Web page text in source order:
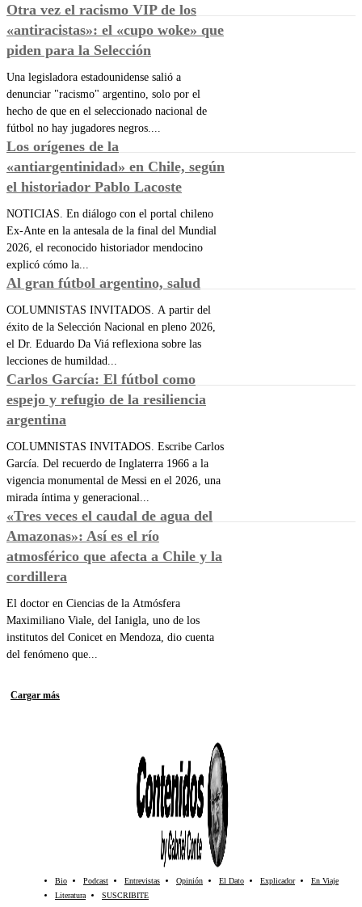
Otra vez el racismo VIP de los
«antiracistas»: el «cupo woke» que
piden para la Selección
Una legisladora estadounidense salió a
denunciar "racismo" argentino, solo por el
hecho de que en el seleccionado nacional de
fútbol no hay jugadores negros....
Los orígenes de la
«antiargentinidad» en Chile, según
el historiador Pablo Lacoste
NOTICIAS. En diálogo con el portal chileno
Ex-Ante en la antesala de la final del Mundial
2026, el reconocido historiador mendocino
explicó cómo la...
Al gran fútbol argentino, salud
COLUMNISTAS INVITADOS. A partir del
éxito de la Selección Nacional en pleno 2026,
el Dr. Eduardo Da Viá reflexiona sobre las
lecciones de humildad...
Carlos García: El fútbol como
espejo y refugio de la resiliencia
argentina
COLUMNISTAS INVITADOS. Escribe Carlos
García. Del recuerdo de Inglaterra 1966 a la
vigencia monumental de Messi en el 2026, una
mirada íntima y generacional...
«Tres veces el caudal de agua del
Amazonas»: Así es el río
atmosférico que afecta a Chile y la
cordillera
El doctor en Ciencias de la Atmósfera
Maximiliano Viale, del Ianigla, uno de los
institutos del Conicet en Mendoza, dio cuenta
del fenómeno que...
Cargar más
Bio Podcast Entrevistas Opinión El Dato Explicador
En Viaje
Literatura
SUSCRIBITE